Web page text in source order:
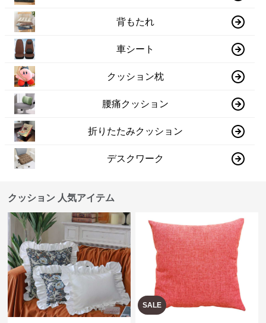
背もたれ
車シート
クッション枕
腰痛クッション
折りたたみクッション
デスクワーク
クッション 人気アイテム
SALE